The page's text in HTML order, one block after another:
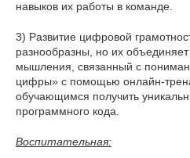
навыков их работы в команде.
3) Развитие цифровой
разнообразны, но их
мышления, связанный с
цифры» с помощью онлайн-
обучающимся получить
программного кода.
Воспитательная: